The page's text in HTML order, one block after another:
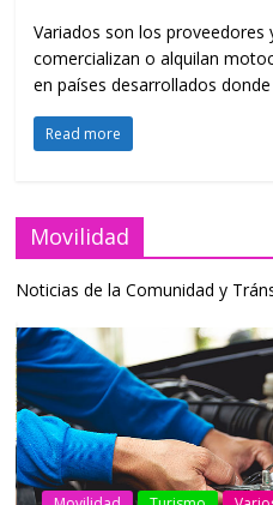
Variados son los proveedores
comercializan o alquilan
en países desarrollados donde
Read more
Movilidad
Noticias de la Comunidad y